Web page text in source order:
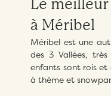
Le
à Méribel​
Méribel est une
des 3 Vallées,
enfants sont rois et
à thème et